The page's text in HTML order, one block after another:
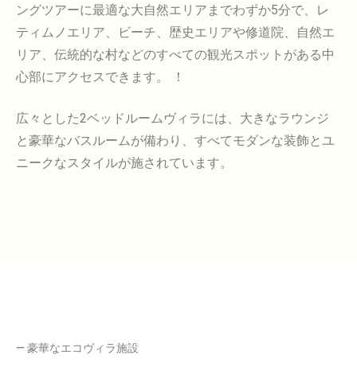
ングツアーに最適な大自然エリアまでわずか5分で、レ
ティムノエリア、ビーチ、歴史エリアや修道院、自然エ
リア、伝統的な村などのすべての観光スポットがある中
心部にアクセスできます。 ！
広々とした2ベッドルームヴィラには、大きなラウンジ
と豪華なバスルームが備わり、すべてモダンな装飾とユ
ニークなスタイルが施されています。
— 豪華なエコヴィラ施設